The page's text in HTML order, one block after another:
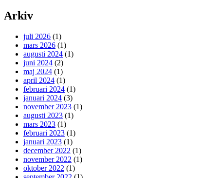
Arkiv
juli 2026 (1)
mars 2026 (1)
augusti 2024 (1)
juni 2024 (2)
maj 2024 (1)
april 2024 (1)
februari 2024 (1)
januari 2024 (3)
november 2023 (1)
augusti 2023 (1)
mars 2023 (1)
februari 2023 (1)
januari 2023 (1)
december 2022 (1)
november 2022 (1)
oktober 2022 (1)